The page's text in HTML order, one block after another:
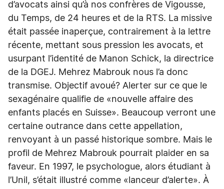
d’avocats ainsi qu’à nos confrères de Vigousse,
du Temps, de 24 heures et de la RTS. La missive
était passée inaperçue, contrairement à la lettre
récente, mettant sous pression les avocats, et
usurpant l’identité de Manon Schick, la directrice
de la DGEJ. Mehrez Mabrouk nous l’a donc
transmise. Objectif avoué? Alerter sur ce que le
sexagénaire qualifie de «nouvelle affaire des
enfants placés en Suisse». Beaucoup verront une
certaine outrance dans cette appellation,
renvoyant à un passé historique sombre. Mais le
profil de Mehrez Mabrouk pourrait plaider en sa
faveur. En 1997, le psychologue, alors étudiant à
l’Unil, s’était illustré comme «lanceur d’alerte». À